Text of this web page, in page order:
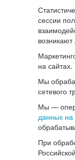
сессии
на сайтах.
Мы
сетевого
Мы —
данных на
При